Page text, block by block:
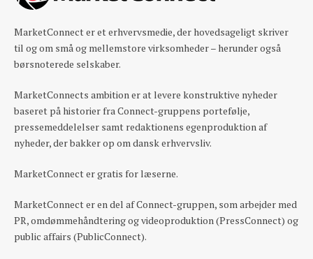
MarketConnect er et erhvervsmedie, der hovedsageligt skriver
til og om små og mellemstore virksomheder – herunder også
børsnoterede selskaber.
MarketConnects ambition er at levere konstruktive nyheder
baseret på historier fra Connect-gruppens portefølje,
pressemeddelelser samt redaktionens egenproduktion af
nyheder, der bakker op om dansk erhvervsliv.
MarketConnect er gratis for læserne.
MarketConnect er en del af Connect-gruppen, som arbejder med
PR, omdømmehåndtering og videoproduktion (PressConnect) og
public affairs (PublicConnect).